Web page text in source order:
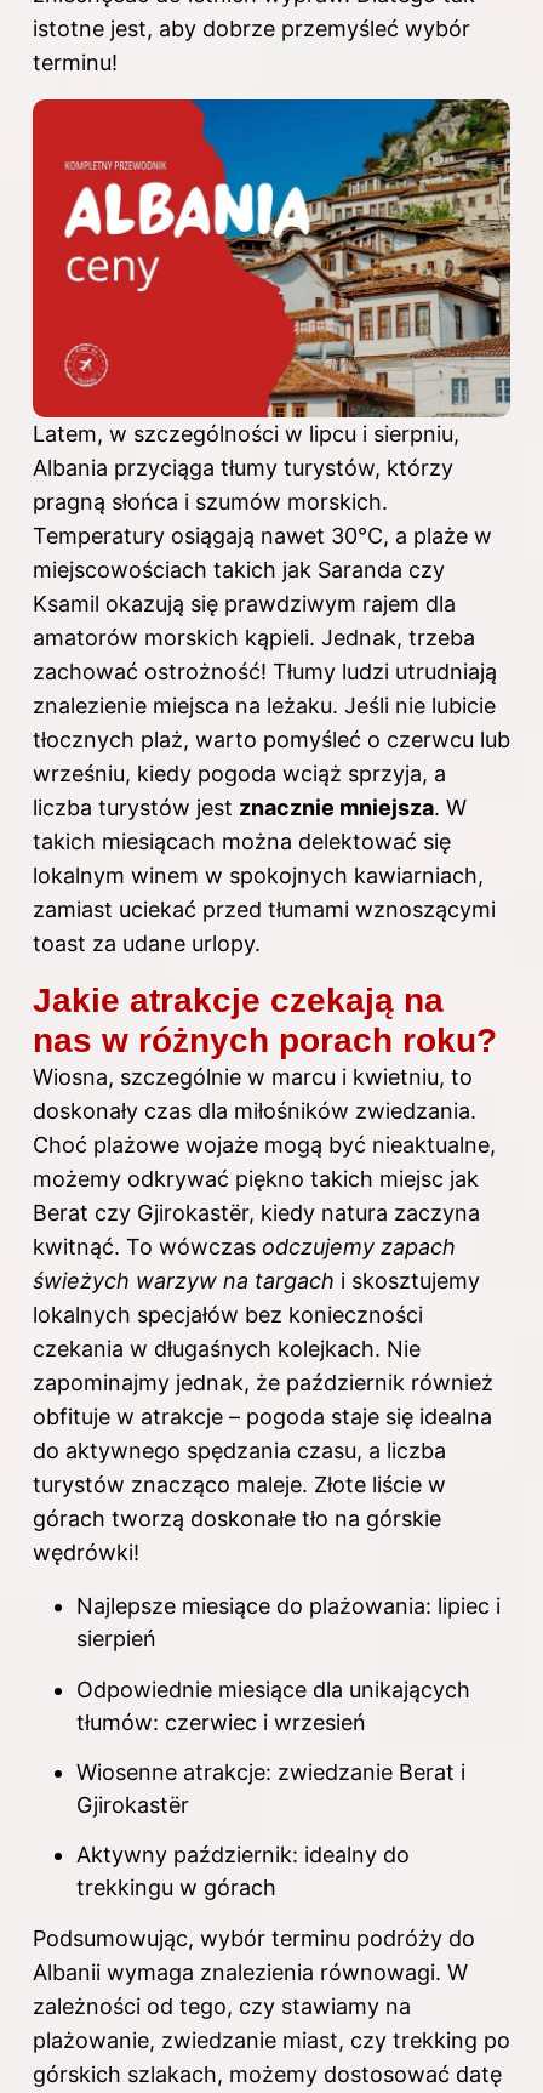
istotne jest, aby dobrze przemyśleć wybór
terminu!
Latem, w szczególności w lipcu i sierpniu,
Albania przyciąga tłumy turystów, którzy
pragną słońca i szumów morskich.
Temperatury osiągają nawet 30°C, a plaże w
miejscowościach takich jak Saranda czy
Ksamil okazują się prawdziwym rajem dla
amatorów morskich kąpieli. Jednak, trzeba
zachować ostrożność! Tłumy ludzi utrudniają
znalezienie miejsca na leżaku. Jeśli nie lubicie
tłocznych plaż, warto pomyśleć o czerwcu lub
wrześniu, kiedy pogoda wciąż sprzyja, a
liczba turystów jest znacznie mniejsza. W
takich miesiącach można delektować się
lokalnym winem w spokojnych kawiarniach,
zamiast uciekać przed tłumami wznoszącymi
toast za udane urlopy.
Jakie atrakcje czekają na
nas w różnych porach roku?
Wiosna, szczególnie w marcu i kwietniu, to
doskonały czas dla miłośników zwiedzania.
Choć plażowe wojaże mogą być nieaktualne,
możemy odkrywać piękno takich miejsc jak
Berat czy Gjirokastër, kiedy natura zaczyna
kwitnąć. To wówczas odczujemy zapach
świeżych warzyw na targach i skosztujemy
lokalnych specjałów bez konieczności
czekania w długaśnych kolejkach. Nie
zapominajmy jednak, że październik również
obfituje w atrakcje – pogoda staje się idealna
do aktywnego spędzania czasu, a liczba
turystów znacząco maleje. Złote liście w
górach tworzą doskonałe tło na górskie
wędrówki!
Najlepsze miesiące do plażowania: lipiec i
sierpień
Odpowiednie miesiące dla unikających
tłumów: czerwiec i wrzesień
Wiosenne atrakcje: zwiedzanie Berat i
Gjirokastër
Aktywny październik: idealny do
trekkingu w górach
Podsumowując, wybór terminu podróży do
Albanii wymaga znalezienia równowagi. W
zależności od tego, czy stawiamy na
plażowanie, zwiedzanie miast, czy trekking po
górskich szlakach, możemy dostosować datę